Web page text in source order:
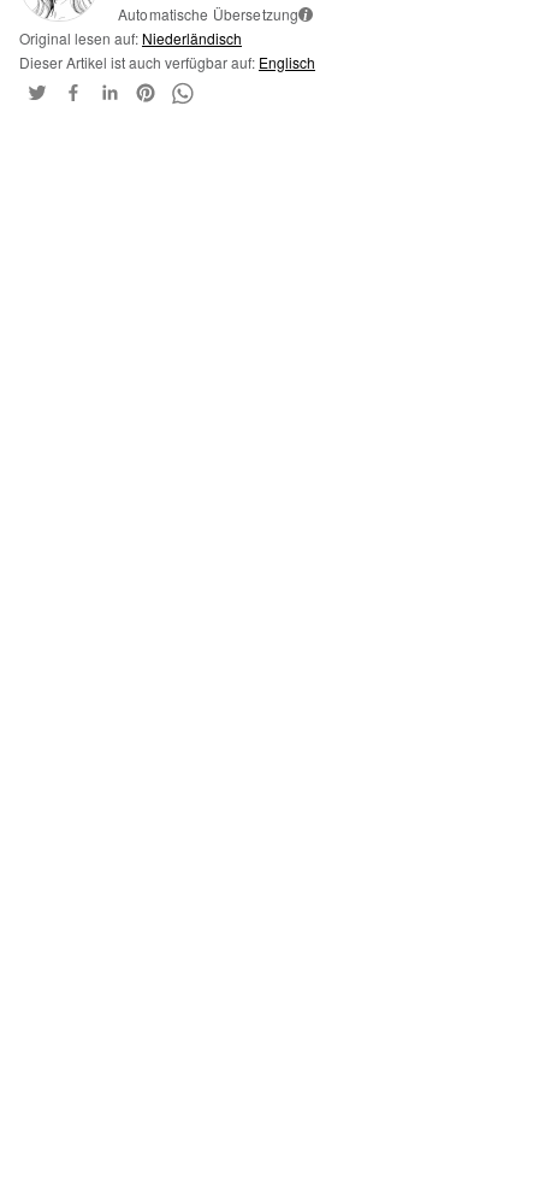
Automatische Übersetzung i
Original lesen auf: Niederländisch
Dieser Artikel ist auch verfügbar auf: Englisch